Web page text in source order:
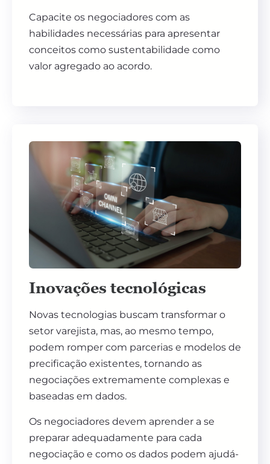
Capacite os negociadores com as
habilidades necessárias para apresentar
conceitos como sustentabilidade como
valor agregado ao acordo.
Inovações tecnológicas
Novas tecnologias buscam transformar o
setor varejista, mas, ao mesmo tempo,
podem romper com parcerias e modelos de
precificação existentes, tornando as
negociações extremamente complexas e
baseadas em dados.
Os negociadores devem aprender a se
preparar adequadamente para cada
negociação e como os dados podem ajudá-